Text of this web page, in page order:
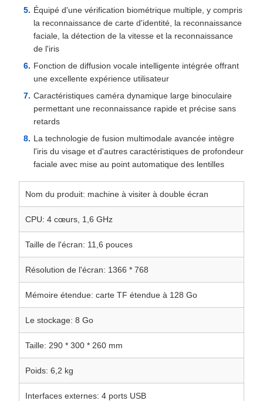
Équipé d'une vérification biométrique multiple, y compris
la reconnaissance de carte d'identité, la reconnaissance
faciale, la détection de la vitesse et la reconnaissance
de l'iris
Fonction de diffusion vocale intelligente intégrée offrant
une excellente expérience utilisateur
Caractéristiques caméra dynamique large binoculaire
permettant une reconnaissance rapide et précise sans
retards
La technologie de fusion multimodale avancée intègre
l'iris du visage et d'autres caractéristiques de profondeur
faciale avec mise au point automatique des lentilles
Nom du produit: machine à visiter à double écran
CPU: 4 cœurs, 1,6 GHz
Taille de l'écran: 11,6 pouces
Résolution de l'écran: 1366 * 768
Mémoire étendue: carte TF étendue à 128 Go
Le stockage: 8 Go
Taille: 290 * 300 * 260 mm
Poids: 6,2 kg
Interfaces externes: 4 ports USB